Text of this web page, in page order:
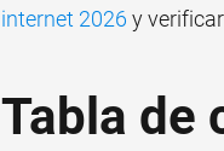
internet 2026 y
Tabla de